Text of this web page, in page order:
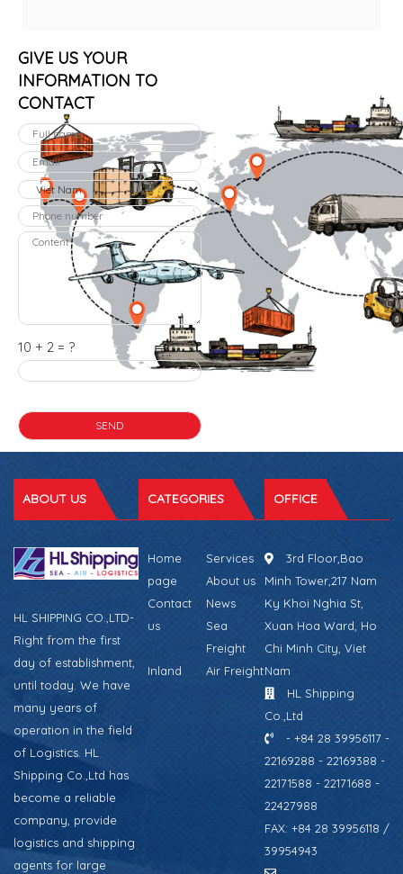
GIVE US YOUR
INFORMATION TO
CONTACT
10 + 2 = ?
ABOUT US
HL SHIPPING CO.,LTD-
Right from the first
day of establishment,
until today. We have
many years of
operation in the field
of Logistics. HL
Shipping Co.,Ltd has
become a reliable
company, provide
logistics and shipping
agents for large
CATEGORIES
Home
page
Services
About us
Contact
us
News
Sea
Freight
Inland
Air Freight
OFFICE
3rd Floor,Bao
Minh Tower,217 Nam
Ky Khoi Nghia St,
Xuan Hoa Ward, Ho
Chi Minh City, Viet
Nam
HL Shipping
Co.,Ltd
- +84 28 39956117 -
22169288 - 22169388 -
22171588 - 22171688 -
22427988
FAX: +84 28 39956118 /
39954943